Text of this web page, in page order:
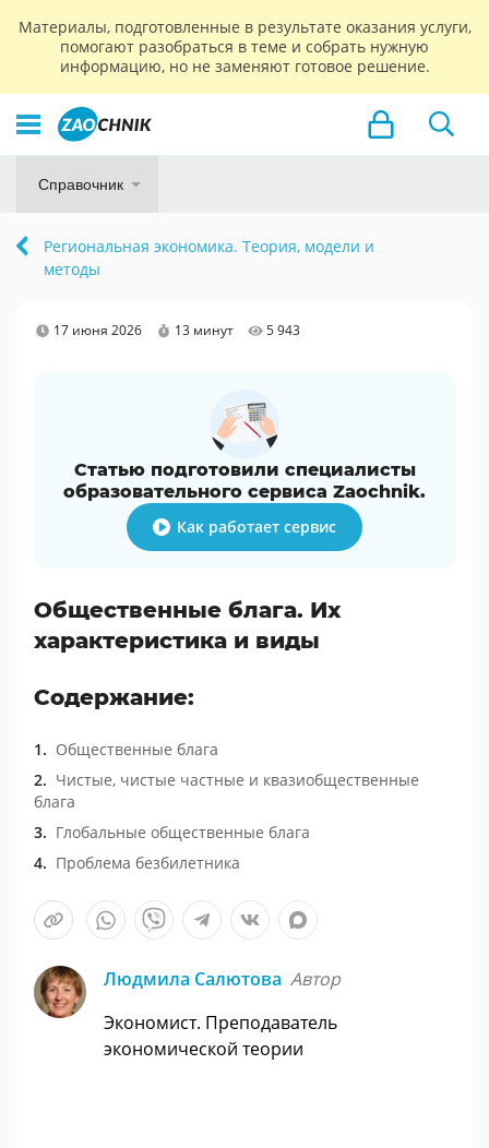
Материалы, подготовленные в результате оказания услуги,
помогают разобраться в теме и собрать нужную
информацию, но не заменяют готовое решение.
Справочник
Региональная экономика. Теория, модели и
методы
17 июня 2026 13 минут 5 943
Статью подготовили специалисты
образовательного сервиса Zaochnik.
Как работает сервис
Общественные блага. Их
характеристика и виды
Содержание:
Общественные блага
Чистые, чистые частные и квазиобщественные
блага
Глобальные общественные блага
Проблема безбилетника
Людмила Салютова Автор
Экономист. Преподаватель
экономической теории